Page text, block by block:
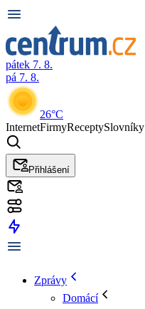
pátek 7. 8.
pá 7. 8.
26°C
InternetFirmyReceptySlovníky
Přihlášení
Zprávy
Domácí